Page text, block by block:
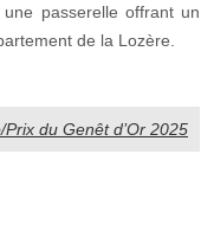
passerelle offrant un
de la Lozère.
du Genêt d’Or 2025